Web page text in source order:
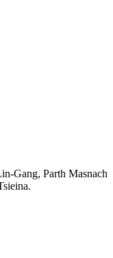
Gang, Parth Masnach